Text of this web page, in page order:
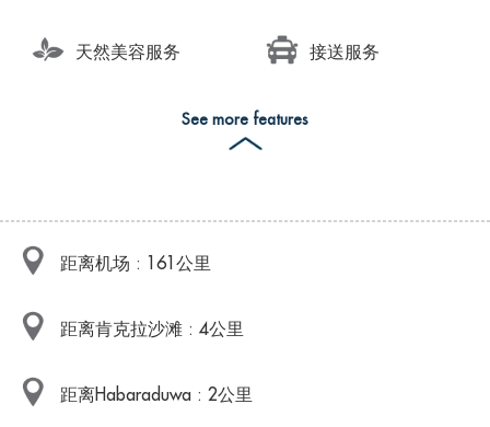
天然美容服务 接送服务
See more features
距离机场 : 161公里
距离肯克拉沙滩 : 4公里
距离Habaraduwa : 2公里